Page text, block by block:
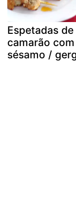
Espetadas de
camarão com
sésamo /